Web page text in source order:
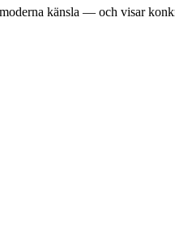
känsla — och visar